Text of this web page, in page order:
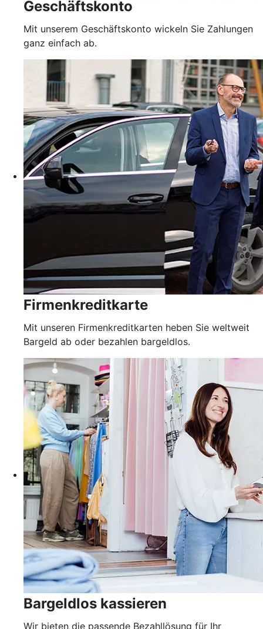
Geschäftskonto
Mit unserem Geschäftskonto wickeln Sie Zahlungen
ganz einfach ab.
Firmenkreditkarte
Mit unseren Firmenkreditkarten heben Sie weltweit
Bargeld ab oder bezahlen bargeldlos.
Bargeldlos kassieren
Wir bieten die passende Bezahllösung für Ihr